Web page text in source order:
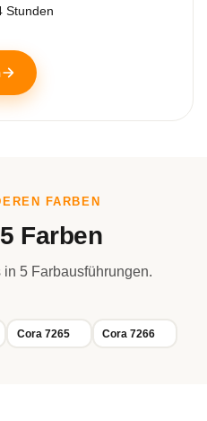
Stunden
FARBEN
Farben
5 Farbausführungen.
Cora 7265 Cora 7266